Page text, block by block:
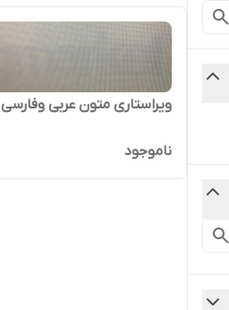
ویراستاری متون عربی وفارسی
ناموجود